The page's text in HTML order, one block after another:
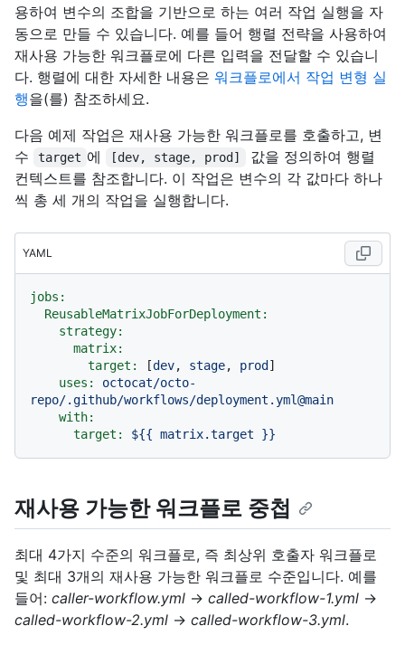
용하여 변수의 조합을 기반으로 하는 여러 작업 실행을 자
동으로 만들 수 있습니다. 예를 들어 행렬 전략을 사용하여
재사용 가능한 워크플로에 다른 입력을 전달할 수 있습니
다. 행렬에 대한 자세한 내용은 워크플로에서 작업 변형 실
행을(를) 참조하세요.
다음 예제 작업은 재사용 가능한 워크플로를 호출하고, 변
수
target 에 [dev, stage, prod]
값을 정의하여 행렬
컨텍스트를 참조합니다. 이 작업은 변수의 각 값마다 하나
씩 총 세 개의 작업을 실행합니다.
YAML
jobs:
ReusableMatrixJobForDeployment:
strategy:
matrix:
target:
[dev, stage, prod ]
uses:
octocat/octo-
repo/.github/workflows/deployment.yml@main
with:
target:
${{ matrix.target }}
재사용 가능한 워크플로 중첩
최대 4가지 수준의 워크플로, 즉 최상위 호출자 워크플로
및 최대 3개의 재사용 가능한 워크플로 수준입니다. 예를
들어: caller-workflow.yml → called-workflow-1.yml →
called-workflow-2.yml → called-workflow-3.yml.